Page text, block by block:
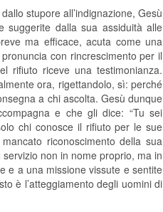
stupore all’indignazione, Gesù
suggerite dalla sua assiduità alle
ma efficace, acuta come una
con rincrescimento per il
rifiuto riceve una testimonianza.
ora, rigettandolo, sì: perché
a chi ascolta. Gesù dunque
e che gli dice: “Tu sei
chi conosce il rifiuto per le sue
riconoscimento della sua
non in nome proprio, ma in
e a una missione vissute e sentite
è l’atteggiamento degli uomini di